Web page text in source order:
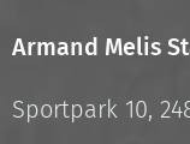
Armand Melis
Sportpark 10,